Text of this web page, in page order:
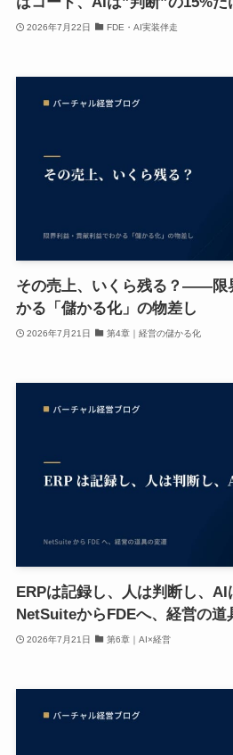
2026年7月22日 FDE・AI実装伴走
その売上、いくら残る？——限
かる「儲かる化」の物差し
2026年7月21日 第4章｜経営の儲かる化
ERPは記録し、人は判断し、
NetSuiteからFDEへ、経営の道
2026年7月21日 第6章｜AI×経営